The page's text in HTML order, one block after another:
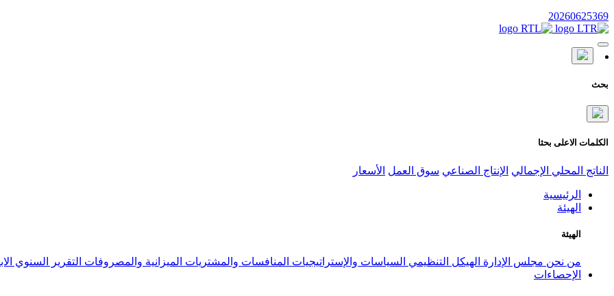
20260625369
بحث
الكلمات الاعلى بحثا
الناتج المحلي الإجمالي الإنتاج الصناعي سوق العمل الأسعار
الرئيسية
الهيئة
الهيئة
من نحن مجلس الإدارة الهيكل التنظيمي السياسات والإستراتيجيات المنافسات والمشتريات الميزانية والمصروفات التقرير السنوي
الإحصاءات